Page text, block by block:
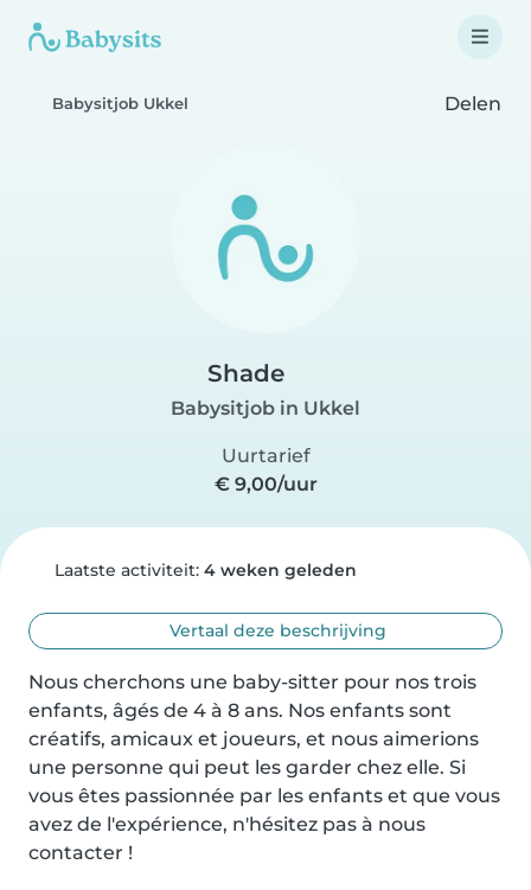
Babysitjob Ukkel Delen
Shade
Babysitjob in Ukkel
Uurtarief
€ 9,00/uur
Laatste activiteit: 4 weken geleden
Vertaal deze beschrijving
Nous cherchons une baby-sitter pour nos trois
enfants, âgés de 4 à 8 ans. Nos enfants sont
créatifs, amicaux et joueurs, et nous aimerions
une personne qui peut les garder chez elle. Si
vous êtes passionnée par les enfants et que vous
avez de l'expérience, n'hésitez pas à nous
contacter !